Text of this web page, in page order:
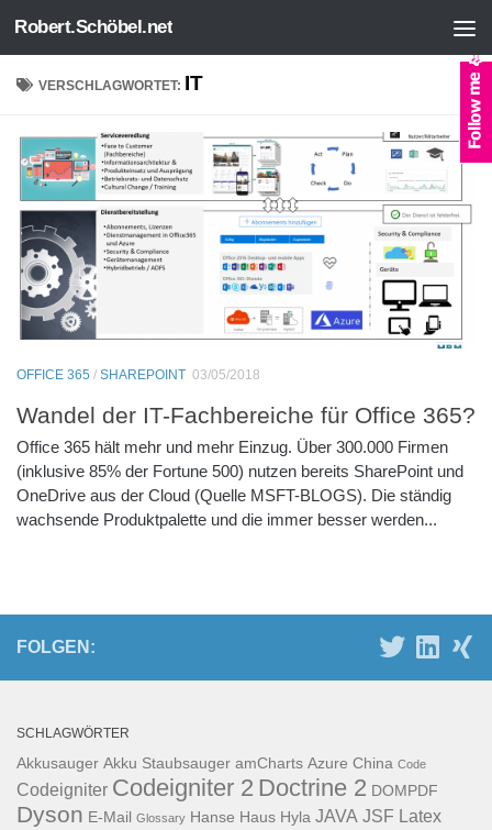
Zum Inhalt springen
Robert.Schöbel.net
VERSCHLAGWORTET: IT
OFFICE 365 / SHAREPOINT 03/05/2018
Wandel der IT-Fachbereiche für Office 365?
Office 365 hält mehr und mehr Einzug. Über 300.000 Firmen
(inklusive 85% der Fortune 500) nutzen bereits SharePoint und
OneDrive aus der Cloud (Quelle MSFT-BLOGS). Die ständig
wachsende Produktpalette und die immer besser werden...
FOLGEN:
SCHLAGWÖRTER
Akkusauger Akku Staubsauger amCharts Azure China Code
Codeigniter Codeigniter 2 Doctrine 2 DOMPDF
Dyson E-Mail Glossary Hanse Haus Hyla JAVA JSF Latex